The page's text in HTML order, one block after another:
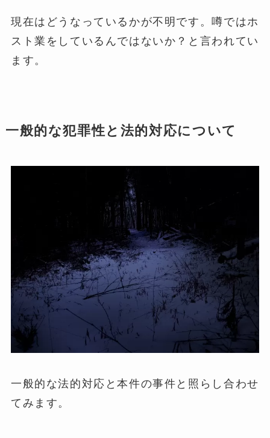
現在はどうなっているかが不明です。噂ではホ
スト業をしているんではないか？と言われてい
ます。
一般的な犯罪性と法的対応について
一般的な法的対応と本件の事件と照らし合わせ
てみます。